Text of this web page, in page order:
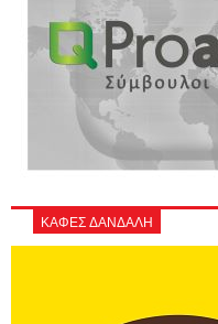
ΚΑΦΕΣ ΔΑΝΔΑΛΗ